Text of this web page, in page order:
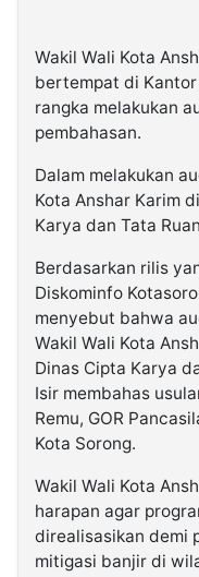
Wakil Wali Kota
bertempat di
rangka melakukan
pembahasan.
Dalam melakukan
Kota Anshar Karim
Karya dan Tata
Berdasarkan rilis
Diskominfo
menyebut bahwa
Wakil Wali Kota
Dinas Cipta Karya
Isir membahas
Remu, GOR
Kota Sorong.
Wakil Wali Kota
harapan agar
direalisasikan demi
mitigasi banjir di